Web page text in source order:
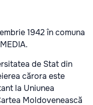
1942 în comuna
de Stat din
cărora este
la Uniunea
Moldovenească